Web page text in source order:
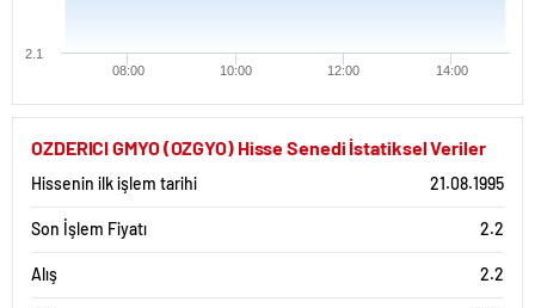
08:00 10:00 12:00 14:00
2.1
OZDERICI GMYO (OZGYO) Hisse Senedi İstatiksel Veriler
Hissenin ilk işlem tarihi 21.08.1995
Son İşlem Fiyatı 2.2
Alış 2.2